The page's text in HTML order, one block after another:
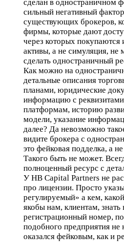
сделан в одностраничном
сильный негативный
существующих брокеров,
фирмы, которые дают
через которых
активы, а не симуляция,
сделать одностраничный
Как можно на
детальные описания
планами, юридические
информацию с
платформам, историю
модели, указание
далее? Да невозможно
видите брокера с
это фейковая подделка, а
Такого быть не может.
полноценный ресурс с
У HB Capital Partners не
про лицензии. Просто
регулируемый» а кем,
якобы нам, клиентам, знать
регистрационный номер,
подобного предприятия не
оказался фейковым, как и